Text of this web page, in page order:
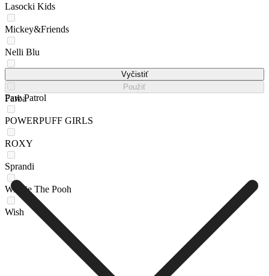
Lasocki Kids
Mickey&Friends
Nelli Blu
NIGHTMARE BEFORE CHRISTMAS
Paw Patrol
POWERPUFF GIRLS
ROXY
Sprandi
Winnie The Pooh
Wish
Vyčistiť
Použiť
Farba